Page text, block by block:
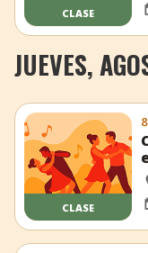
CLASE
JUEVES,
CLASE